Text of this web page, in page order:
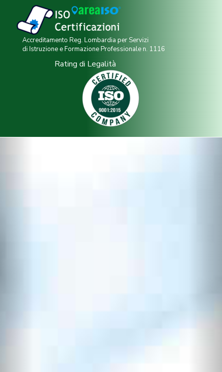
Accreditamento Reg. Lombardia per Servizi
di Istruzione e Formazione Professionale n. 1116
Rating di Legalità